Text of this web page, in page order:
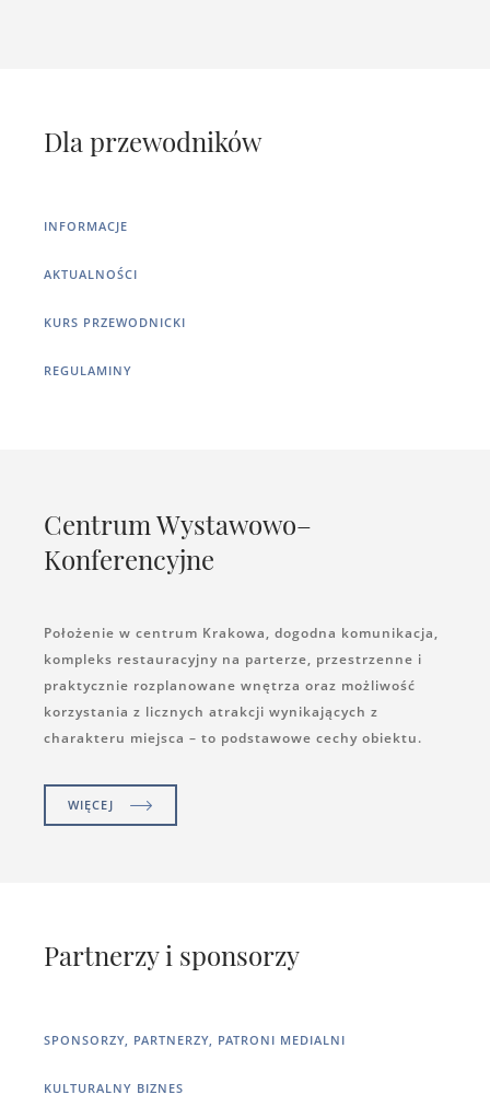
Dla przewodników
INFORMACJE
AKTUALNOŚCI
KURS PRZEWODNICKI
REGULAMINY
Centrum Wystawowo–
Konferencyjne
Położenie w centrum Krakowa, dogodna komunikacja,
kompleks restauracyjny na parterze, przestrzenne i
praktycznie rozplanowane wnętrza oraz możliwość
korzystania z licznych atrakcji wynikających z
charakteru miejsca – to podstawowe cechy obiektu.
WIĘCEJ
Partnerzy i sponsorzy
SPONSORZY, PARTNERZY, PATRONI MEDIALNI
KULTURALNY BIZNES